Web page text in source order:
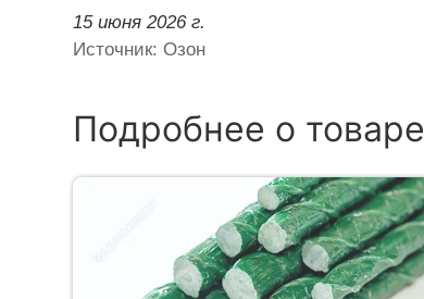
15 июня 2026 г.
Источник: Озон
Подробнее о товаре